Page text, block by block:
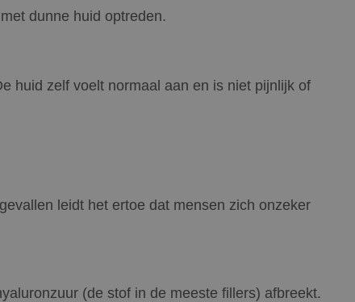
dunne huid optreden.
huid zelf voelt normaal aan en is niet pijnlijk of
leidt het ertoe dat mensen zich onzeker
(de stof in de meeste fillers) afbreekt.